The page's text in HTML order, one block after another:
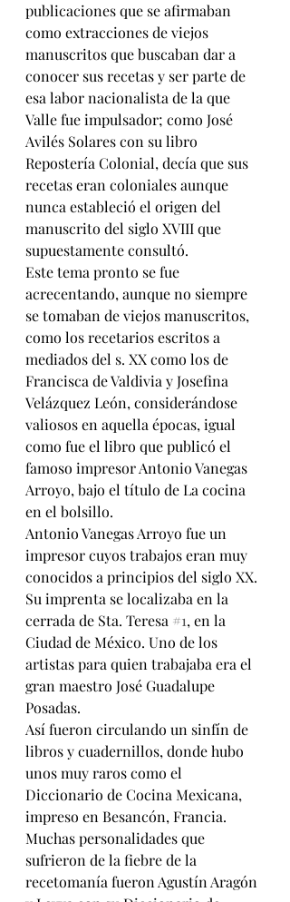
publicaciones que se afirmaban
como extracciones de viejos
manuscritos que buscaban dar a
conocer sus recetas y ser parte de
esa labor nacionalista de la que
Valle fue impulsador; como José
Avilés Solares con su libro
Repostería Colonial, decía que sus
recetas eran coloniales aunque
nunca estableció el origen del
manuscrito del siglo XVIII que
supuestamente consultó.
Este tema pronto se fue
acrecentando, aunque no siempre
se tomaban de viejos manuscritos,
como los recetarios escritos a
mediados del s. XX como los de
Francisca de Valdivia y Josefina
Velázquez León, considerándose
valiosos en aquella épocas, igual
como fue el libro que publicó el
famoso impresor Antonio Vanegas
Arroyo, bajo el título de La cocina
en el bolsillo.
Antonio Vanegas Arroyo fue un
impresor cuyos trabajos eran muy
conocidos a principios del siglo XX.
Su imprenta se localizaba en la
cerrada de Sta. Teresa #1, en la
Ciudad de México. Uno de los
artistas para quien trabajaba era el
gran maestro José Guadalupe
Posadas.
Así fueron circulando un sinfín de
libros y cuadernillos, donde hubo
unos muy raros como el
Diccionario de Cocina Mexicana,
impreso en Besancón, Francia.
Muchas personalidades que
sufrieron de la fiebre de la
recetomanía fueron Agustín Aragón